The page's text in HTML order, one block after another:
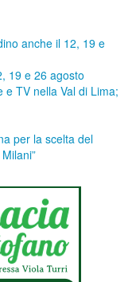
anche il 12, 19 e
19 e 26 agosto
e TV nella Val di Lima;
per la scelta del